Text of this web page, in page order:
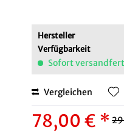
Hersteller
Verfügbarkeit
Sofort
Vergleichen
78,00 € *